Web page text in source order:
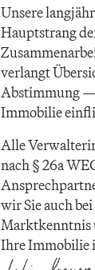
Unsere
Hauptstrang
verlangt
Abstimmung —
Immobilie
Alle
nach § 26a
wir Sie auch
Marktkenntnis
Ihre Immobilie